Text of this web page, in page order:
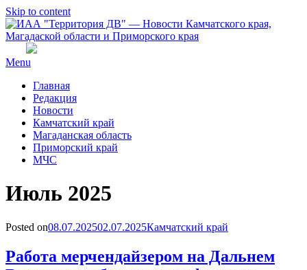
Skip to content
Menu
Главная
Редакция
Новости
Камчатский край
Магаданская область
Приморский край
МЧС
Месяц
:
Июль 2025
Posted on08.07.202502.07.2025Камчатский край
Работа мерчендайзером на Дальнем